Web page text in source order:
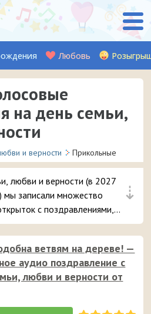
Любовь
на день семьи,
и верности Прикольные
⇣
любви и верности (в 2027
мы записали множество
с поздравлениями,
на смартфон в виде звонка.
ветвям на дереве! —
аудио поздравление с
любви и верности от